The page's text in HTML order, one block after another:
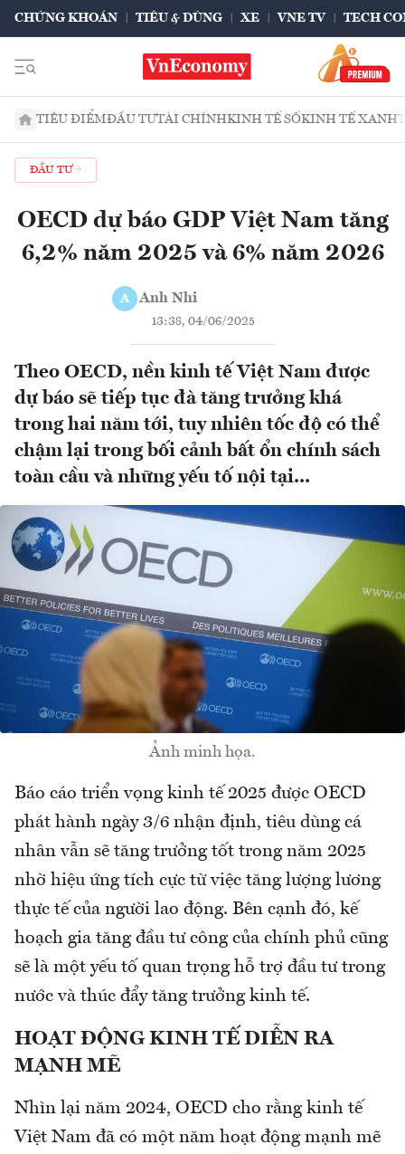
CHỨNG KHOÁN TIÊU & DÙNG XE VNE TV TECH
TIÊU ĐIỂMĐẦU TƯTÀI CHÍNHKINH TẾ SỐKINH TẾ XANH
ĐẦU TƯ
OECD dự báo GDP Việt Nam tăng
6,2% năm 2025 và 6% năm 2026
A Anh Nhi
13:38, 04/06/2025
Theo OECD, nền kinh tế Việt Nam được
dự báo sẽ tiếp tục đà tăng trưởng khá
trong hai năm tới, tuy nhiên tốc độ có thể
chậm lại trong bối cảnh bất ổn chính sách
toàn cầu và những yếu tố nội tại...
Ảnh minh họa.
Báo cáo triển vọng kinh tế 2025 được OECD
phát hành ngày 3/6 nhận định, tiêu dùng cá
nhân vẫn sẽ tăng trưởng tốt trong năm 2025
nhờ hiệu ứng tích cực từ việc tăng lượng lương
thực tế của người lao động. Bên cạnh đó, kế
hoạch gia tăng đầu tư công của chính phủ cũng
sẽ là một yếu tố quan trọng hỗ trợ đầu tư trong
nước và thúc đẩy tăng trưởng kinh tế.
HOẠT ĐỘNG KINH TẾ DIỄN RA
MẠNH MẼ
Nhìn lại năm 2024, OECD cho rằng kinh tế
Việt Nam đã có một năm hoạt động mạnh mẽ